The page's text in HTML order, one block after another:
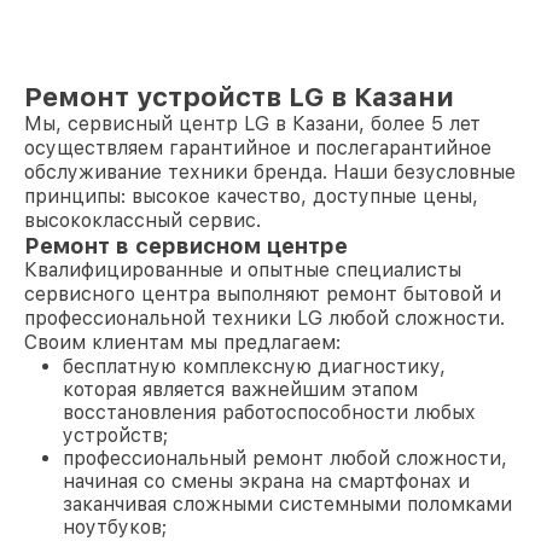
Ремонт устройств LG в Казани
Мы, сервисный центр LG в Казани, более 5 лет
осуществляем гарантийное и послегарантийное
обслуживание техники бренда. Наши безусловные
принципы: высокое качество, доступные цены,
высококлассный сервис.
Ремонт в сервисном центре
Квалифицированные и опытные специалисты
сервисного центра выполняют ремонт бытовой и
профессиональной техники LG любой сложности.
Своим клиентам мы предлагаем:
бесплатную комплексную диагностику,
которая является важнейшим этапом
восстановления работоспособности любых
устройств;
профессиональный ремонт любой сложности,
начиная со смены экрана на смартфонах и
заканчивая сложными системными поломками
ноутбуков;